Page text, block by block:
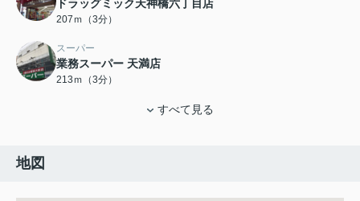
ドラッグミック天神橋六丁目店
207ｍ（3分）
スーパー
業務スーパー 天満店
213ｍ（3分）
すべて見る
地図